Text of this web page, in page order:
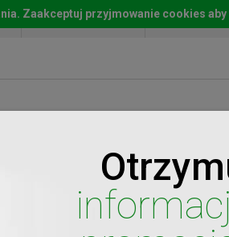
Moje konto Lista
Zaakceptuj przyjmowanie cookies